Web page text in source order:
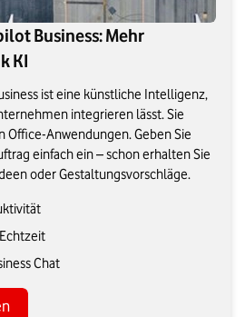
Business: Mehr
KI
ist eine künstliche Intelligenz,
integrieren lässt. Sie
Anwendungen. Geben Sie
einfach ein – schon erhalten Sie
oder Gestaltungsvorschläge.
Chat